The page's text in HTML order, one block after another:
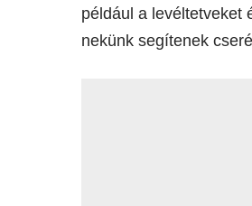
például a levéltetveket
nekünk segítenek